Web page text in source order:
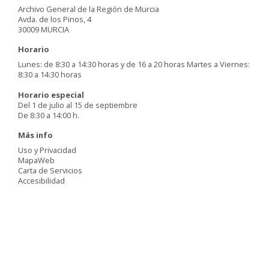
Archivo General de la Región de Murcia
Avda. de los Pinos, 4
30009 MURCIA
Horario
Lunes: de 8:30 a 14:30 horas y de 16 a 20 horas Martes a Viernes:
8:30 a 14:30 horas
Horario especial
Del 1 de julio al 15 de septiembre
De 8:30 a 14:00 h.
Más info
Uso y Privacidad
MapaWeb
Carta de Servicios
Accesibilidad